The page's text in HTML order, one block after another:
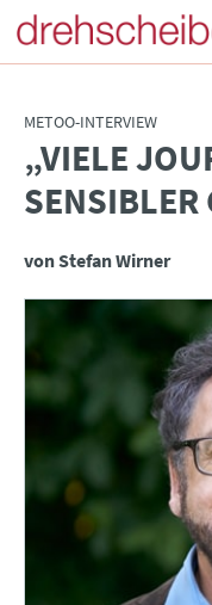
METOO-INTERVIEW
„VIELE
SENSIBLER
von Stefan Wirner